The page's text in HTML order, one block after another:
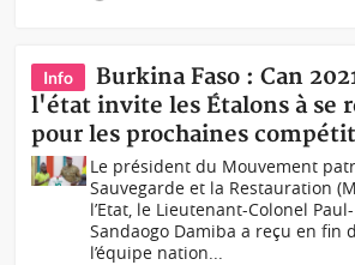
Info
Burkina Faso : Can
l'état invite les Étalons à se
pour les prochaines
Le président du Mouvement
Sauvegarde et la Restauration
l’Etat, le Lieutenant-Colonel
Sandaogo Damiba a reçu en fin
l’équipe nation...